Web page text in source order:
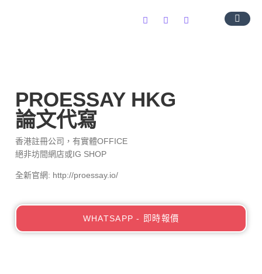
PROESSAY HKG
論文代寫
香港註冊公司，有實體OFFICE
絕非坊間網店或IG SHOP
全新官網: http://proessay.io/
WHATSAPP - 即時報價